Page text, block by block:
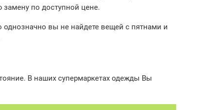
по доступной цене.
однозначно вы не найдете вещей с пятнами и
В наших супермаркетах одежды Вы